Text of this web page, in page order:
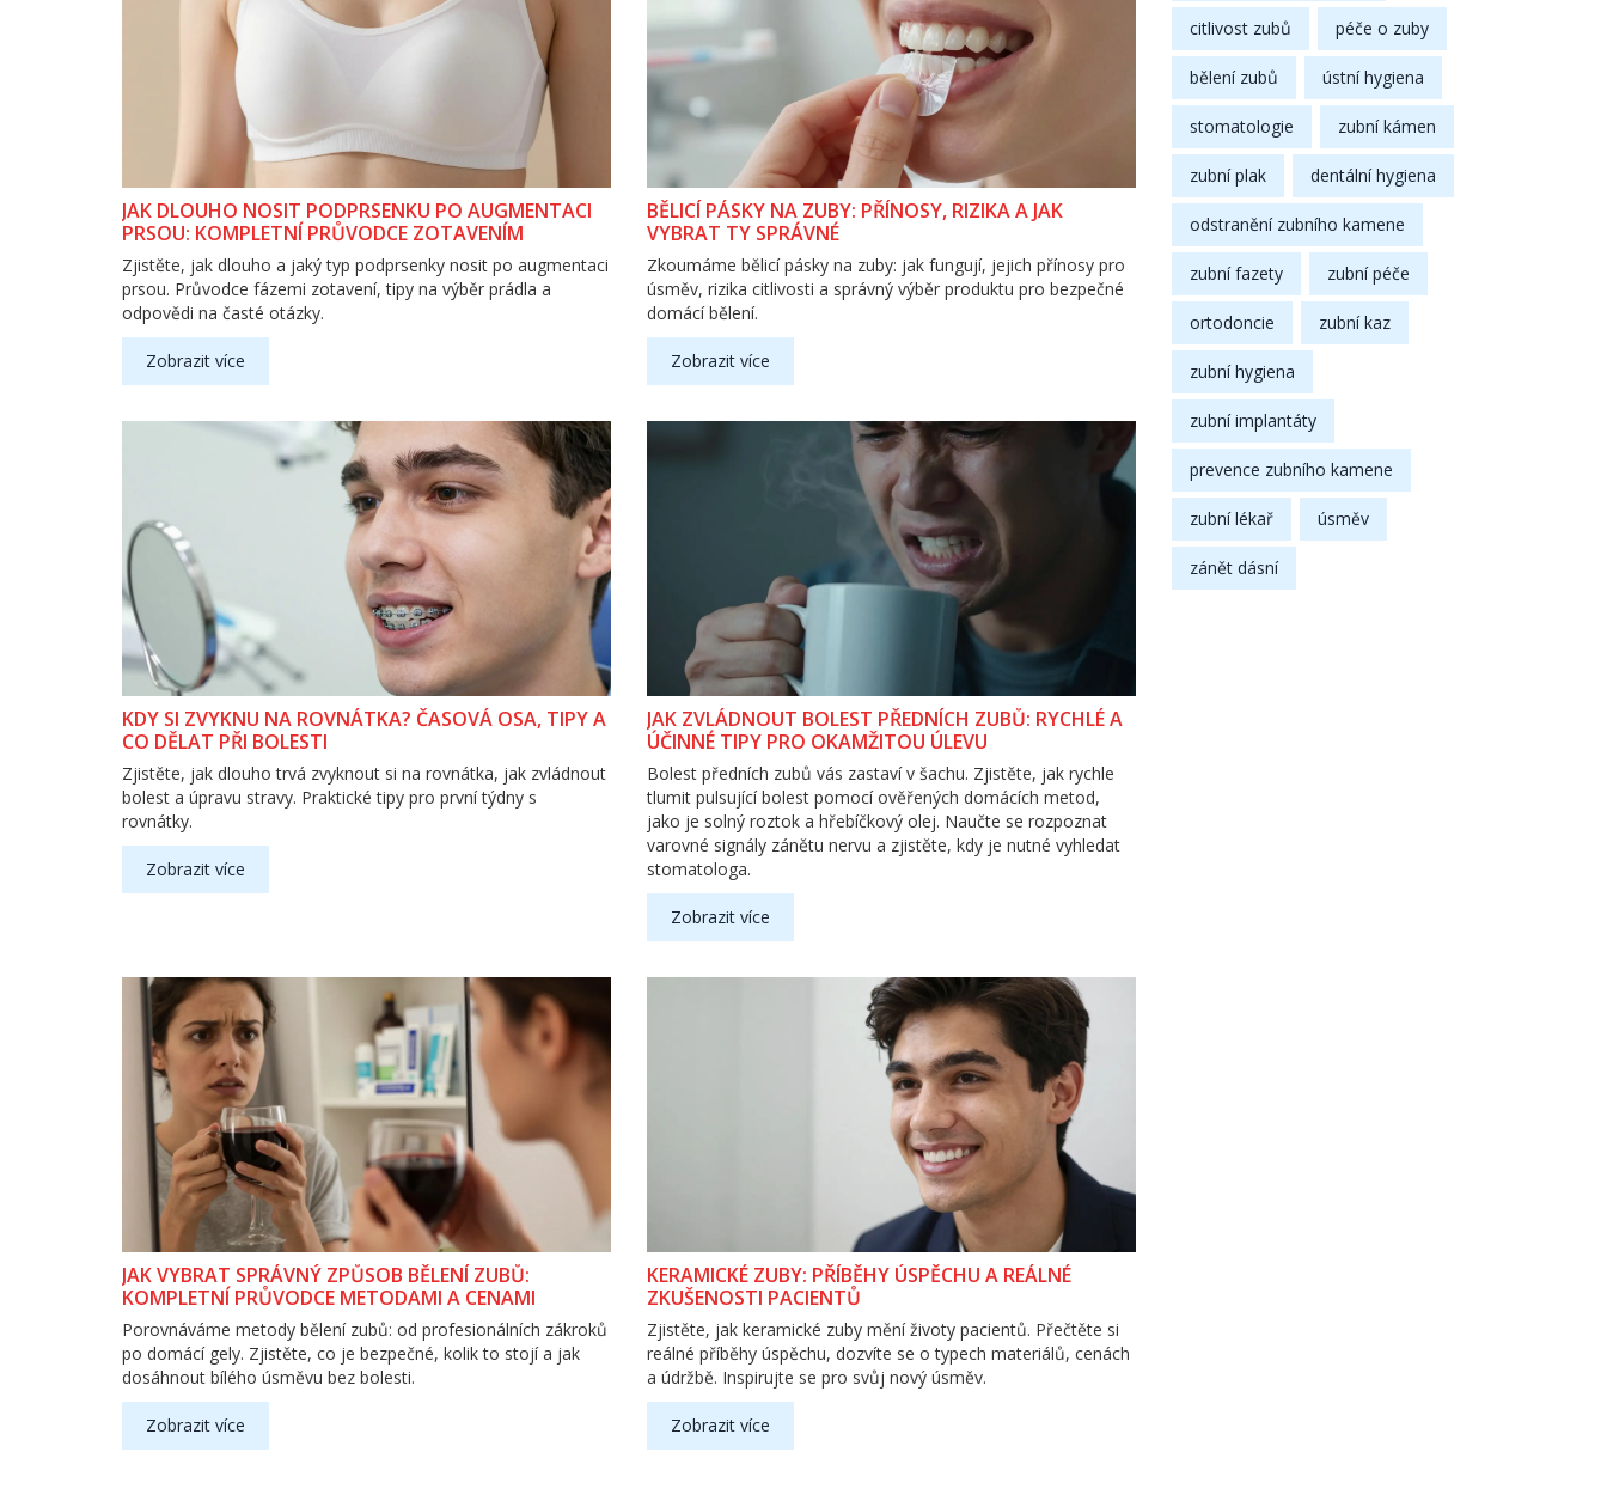
JAK DLOUHO NOSIT PODPRSENKU PO AUGMENTACI
PRSOU: KOMPLETNÍ PRŮVODCE ZOTAVENÍM
Zjistěte, jak dlouho a jaký typ podprsenky nosit po augmentaci
prsou. Průvodce fázemi zotavení, tipy na výběr prádla a
odpovědi na časté otázky.
Zobrazit více
BĚLICÍ PÁSKY NA ZUBY: PŘÍNOSY, RIZIKA A JAK
VYBRAT TY SPRÁVNÉ
Zkoumáme bělicí pásky na zuby: jak fungují, jejich přínosy pro
úsměv, rizika citlivosti a správný výběr produktu pro bezpečné
domácí bělení.
Zobrazit více
KDY SI ZVYKNU NA ROVNÁTKA? ČASOVÁ OSA, TIPY A
CO DĚLAT PŘI BOLESTI
Zjistěte, jak dlouho trvá zvyknout si na rovnátka, jak zvládnout
bolest a úpravu stravy. Praktické tipy pro první týdny s
rovnátky.
Zobrazit více
JAK ZVLÁDNOUT BOLEST PŘEDNÍCH ZUBŮ: RYCHLÉ A
ÚČINNÉ TIPY PRO OKAMŽITOU ÚLEVU
Bolest předních zubů vás zastaví v šachu. Zjistěte, jak rychle
tlumit pulsující bolest pomocí ověřených domácích metod,
jako je solný roztok a hřebíčkový olej. Naučte se rozpoznat
varovné signály zánětu nervu a zjistěte, kdy je nutné vyhledat
stomatologa.
Zobrazit více
JAK VYBRAT SPRÁVNÝ ZPŮSOB BĚLENÍ ZUBŮ:
KOMPLETNÍ PRŮVODCE METODAMI A CENAMI
Porovnáváme metody bělení zubů: od profesionálních zákroků
po domácí gely. Zjistěte, co je bezpečné, kolik to stojí a jak
dosáhnout bílého úsměvu bez bolesti.
Zobrazit více
KERAMICKÉ ZUBY: PŘÍBĚHY ÚSPĚCHU A REÁLNÉ
ZKUŠENOSTI PACIENTŮ
Zjistěte, jak keramické zuby mění životy pacientů. Přečtěte si
reálné příběhy úspěchu, dozvíte se o typech materiálů, cenách
a údržbě. Inspirujte se pro svůj nový úsměv.
Zobrazit více
citlivost zubů péče o zuby
bělení zubů ústní hygiena
stomatologie zubní kámen
zubní plak dentální hygiena
odstranění zubního kamene
zubní fazety zubní péče
ortodoncie zubní kaz
zubní hygiena
zubní implantáty
prevence zubního kamene
zubní lékař úsměv
zánět dásní